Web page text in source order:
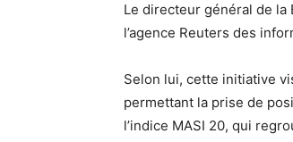
Le directeur général de la
l’agence Reuters des
Selon lui, cette initiative
permettant la prise de
l’indice MASI 20, qui